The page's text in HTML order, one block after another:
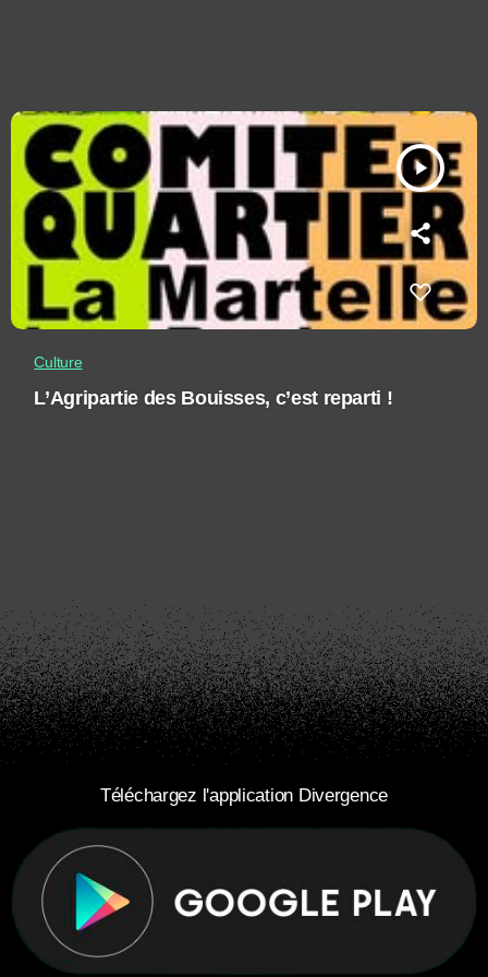
play_arrow
Culture
L’Agripartie des Bouisses, c’est reparti !
Téléchargez l'application Divergence